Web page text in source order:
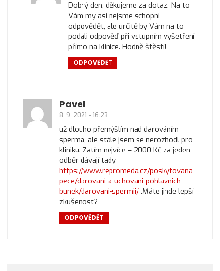
Dobrý den, děkujeme za dotaz. Na to
Vám my asi nejsme schopni
odpovědět, ale určitě by Vám na to
podali odpověď při vstupním vyšetření
přímo na klinice. Hodně štěstí!
ODPOVĚDĚT
Pavel
8. 9. 2021 - 16:23
už dlouho přemýšlím nad darováním
sperma, ale stále jsem se nerozhodl pro
kliniku. Zatím nejvíce – 2000 Kč za jeden
odběr dávají tady
https://www.repromeda.cz/poskytovana-
pece/darovani-a-uchovani-pohlavnich-
bunek/darovani-spermii/ .Máte jinde lepší
zkušenost?
ODPOVĚDĚT